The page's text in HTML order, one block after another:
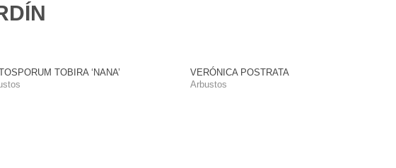
TOBIRA ‘NANA’
Arbustos
VERÓNICA POSTRATA